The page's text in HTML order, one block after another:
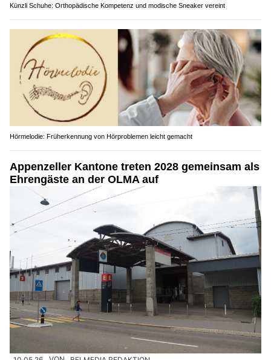
Künzli Schuhe: Orthopädische Kompetenz und modische Sneaker vereint
Hörmelodie: Früherkennung von Hörproblemen leicht gemacht
Appenzeller Kantone treten 2028 gemeinsam als
Ehrengäste an der OLMA auf